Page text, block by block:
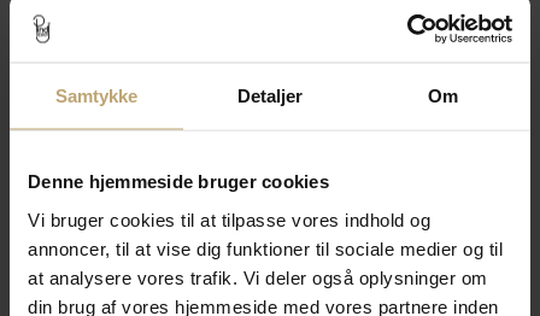
Samtykke Detaljer Om
Denne hjemmeside bruger cookies
Vi bruger cookies til at tilpasse vores indhold og
annoncer, til at vise dig funktioner til sociale medier og til
at analysere vores trafik. Vi deler også oplysninger om
din brug af vores hjemmeside med vores partnere inden
Vejl. pris25.950,00 kr
Tilføj til kurv
Tilføj til
Ønskeskyen
Fjernlager (3-10
Vejl. pris
49.900,00 kr
Tilføj til
Ønskeskyen